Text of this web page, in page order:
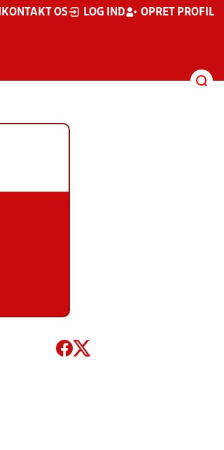
KONTAKT OS LOG IND OPRET PROFIL